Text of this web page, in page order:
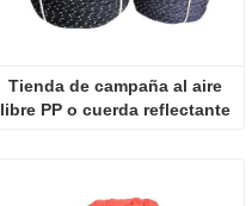
Tienda de campaña al aire
libre PP o cuerda reflectante